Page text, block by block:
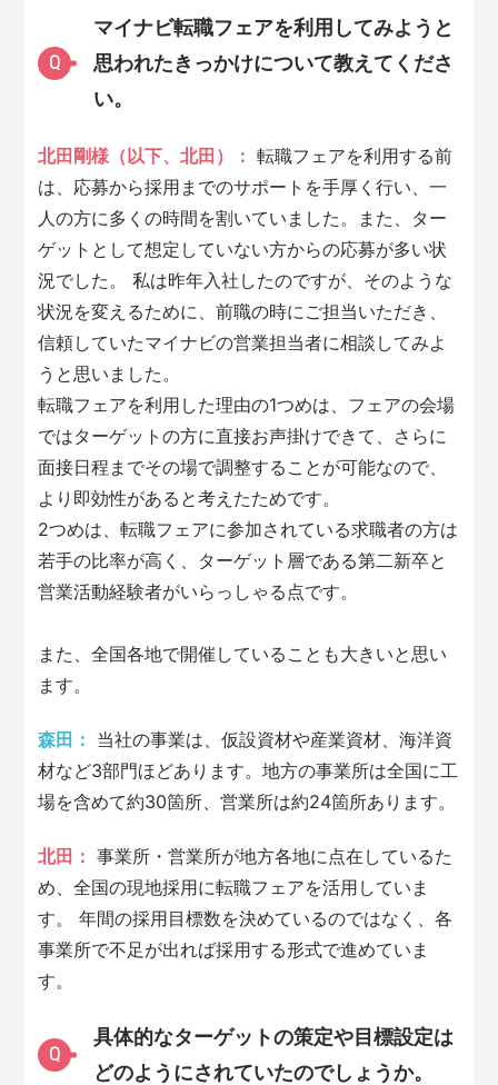
Q
マイナビ転職フェアを利用してみようと
思われたきっかけについて教えてくださ
い。
北田剛様（以下、北田）： 転職フェアを利用する前
は、応募から採用までのサポートを手厚く行い、一
人の方に多くの時間を割いていました。また、ター
ゲットとして想定していない方からの応募が多い状
況でした。 私は昨年入社したのですが、そのような
状況を変えるために、前職の時にご担当いただき、
信頼していたマイナビの営業担当者に相談してみよ
うと思いました。
転職フェアを利用した理由の1つめは、フェアの会場
ではターゲットの方に直接お声掛けできて、さらに
面接日程までその場で調整することが可能なので、
より即効性があると考えたためです。
2つめは、転職フェアに参加されている求職者の方は
若手の比率が高く、ターゲット層である第二新卒と
営業活動経験者がいらっしゃる点です。
また、全国各地で開催していることも大きいと思い
ます。
森田： 当社の事業は、仮設資材や産業資材、海洋資
材など3部門ほどあります。地方の事業所は全国に工
場を含めて約30箇所、営業所は約24箇所あります。
北田： 事業所・営業所が地方各地に点在しているた
め、全国の現地採用に転職フェアを活用していま
す。 年間の採用目標数を決めているのではなく、各
事業所で不足が出れば採用する形式で進めていま
す。
Q
具体的なターゲットの策定や目標設定は
どのようにされていたのでしょうか。